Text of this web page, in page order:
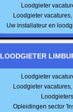
Loodgieter
Loodgieter
Uw installateur en
LOODGIETER
Loodgieter
Loodgieter
Opleidingen sector